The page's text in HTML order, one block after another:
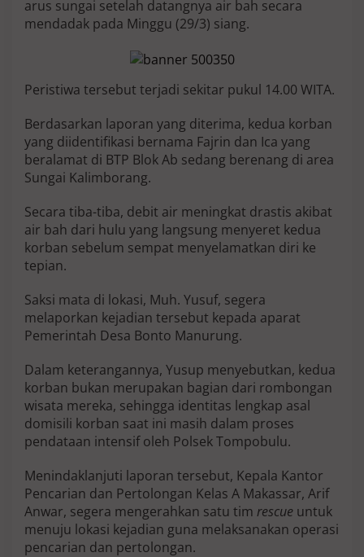
2
O
a
g
i
l
a
p
a
n
H
n
g
d
S
u
n
g
a
i
l
i
m
b
arus sungai setelah datangnya air bah secara
mendadak pada Minggu (29/3) siang.
Peristiwa tersebut terjadi sekitar pukul 14.00 WITA.
Berdasarkan laporan yang diterima, kedua korban
yang diidentifikasi bernama Fajrin dan Ica yang
beralamat di BTP Blok Ab sedang berenang di area
Sungai Kalimborang.
Secara tiba-tiba, debit air meningkat drastis akibat
air bah dari hulu yang langsung menyeret kedua
korban sebelum sempat menyelamatkan diri ke
tepian.
Saksi mata di lokasi, Muh. Yusuf, segera
melaporkan kejadian tersebut kepada aparat
Pemerintah Desa Bonto Manurung.
Dalam keterangannya, Yusup menyebutkan, kedua
korban bukan merupakan bagian dari rombongan
wisata mereka, sehingga identitas lengkap asal
domisili korban saat ini masih dalam proses
pendataan intensif oleh Polsek Tompobulu.
Menindaklanjuti laporan tersebut, Kepala Kantor
Pencarian dan Pertolongan Kelas A Makassar, Arif
Anwar, segera mengerahkan satu tim rescue untuk
menuju lokasi kejadian guna melaksanakan operasi
pencarian dan pertolongan.